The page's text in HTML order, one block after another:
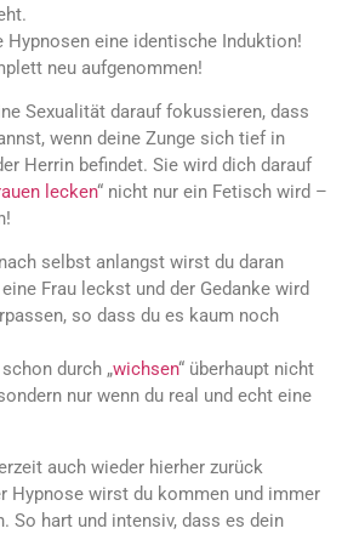
Hypnosen eine identische Induktion!
neu aufgenommen!
Sexualität darauf fokussieren, dass
wenn deine Zunge sich tief in
Herrin befindet. Sie wird dich darauf
lecken“ nicht nur ein Fetisch wird –
selbst anlangst wirst du daran
Frau leckst und der Gedanke wird
so dass du es kaum noch
durch „wichsen“ überhaupt nicht
nur wenn du real und echt eine
auch wieder hierher zurück
Hypnose wirst du kommen und immer
So hart und intensiv, dass es dein